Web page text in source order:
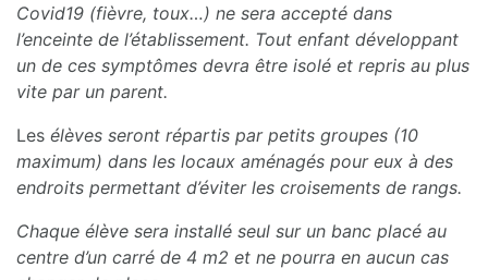
Covid19 (fièvre, toux…) ne sera accepté dans
l’enceinte de l’établissement. Tout enfant développant
un de ces symptômes devra être isolé et repris au plus
vite par un parent.
Les élèves seront répartis par petits groupes (10
maximum) dans les locaux aménagés pour eux à des
endroits permettant d’éviter les croisements de rangs.
Chaque élève sera installé seul sur un banc placé au
centre d’un carré de 4 m2 et ne pourra en aucun cas